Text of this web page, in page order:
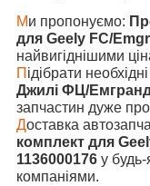
Ми пропонуємо:
для Geely FC/
найвигіднішими
П ідібрати
Джилі ФЦ/
запчастин дуже
Доставка
комплект для
1136000176 у будь-
компаніями.